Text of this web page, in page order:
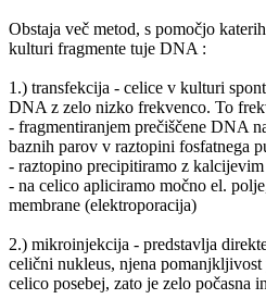
Obstaja več metod, s pomočjo
kulturi fragmente tuje DNA :
1.) transfekcija - celice v kulturi
DNA z zelo nizko frekvenco. To
- fragmentiranjem prečiščene DNA
baznih parov v raztopini fosfatnega
- raztopino precipitiramo z
- na celico apliciramo močno el.
membrane (elektroporacija)
2.) mikroinjekcija - predstavlja
celični nukleus, njena pomanjkljivost
celico posebej, zato je zelo počasna